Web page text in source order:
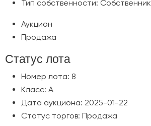
Тип собственности: Собственник
Аукцион
Продажа
Статус лота
Номер лота: 8
Класс: A
Дата аукциона: 2025-01-22
Статус торгов: Продажа